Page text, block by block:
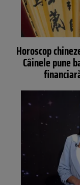
Horoscop
Câinele pune